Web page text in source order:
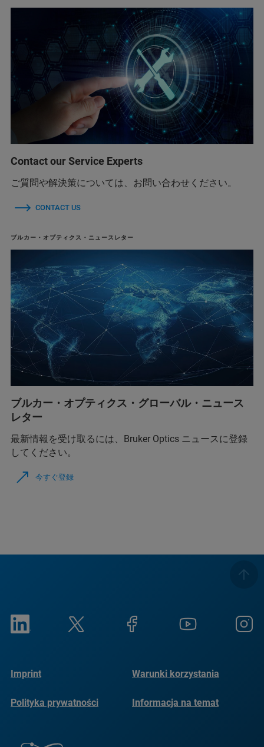
Contact our Service Experts
ご質問や解決策については、お問い合わせください。
CONTACT US
ブルカー・オプティクス・ニュースレター
ブルカー・オプティクス・グローバル・ニュース
レター
最新情報を受け取るには、Bruker Optics ニュースに登録
してください。
今すぐ登録
Imprint Warunki korzystania
Polityka prywatności
Informacja na temat